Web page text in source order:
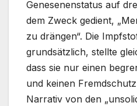
Genesenenstatus auf
dem Zweck gedient,
zu drängen“. Die
grundsätzlich, stellte
dass sie nur einen
und keinen
Narrativ von den